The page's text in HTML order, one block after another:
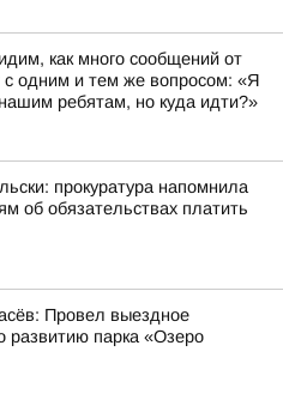
как много сообщений от
с одним и тем же вопросом: «Я
ребятам, но куда идти?»
прокуратура напомнила
об обязательствах платить
Провел выездное
развитию парка «Озеро